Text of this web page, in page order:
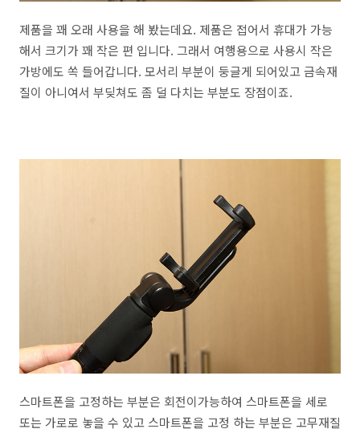
제품을 꽤 오래 사용을 해 봤는데요. 제품은 접어서 휴대가 가능
해서 크기가 꽤 작은 편 입니다. 그래서 여행용으로 사용시 작은
가방에도 쏙 들어갑니다. 모서리 부분이 둥글게 되어있고 금속재
질이 아니여서 부딪쳐도 좀 덜 다치는 부분도 장점이죠.
스마트폰을 고정하는 부분은 회전이가능하여 스마트폰을 세로
또는 가로로 놓을 수 있고 스마트폰을 고정 하는 부분은 고무재질